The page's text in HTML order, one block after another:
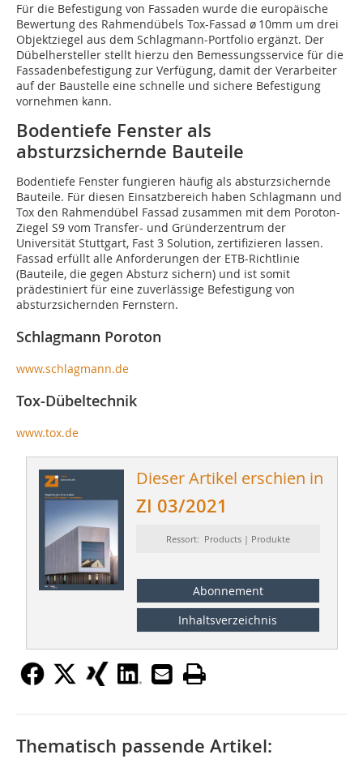
Für die Befestigung von Fassaden wurde die europäische
Bewertung des Rahmendübels Tox-Fassad ø 10mm um drei
Objektziegel aus dem Schlagmann-Portfolio ergänzt. Der
Dübelhersteller stellt hierzu den Bemessungsservice für die
Fassadenbefestigung zur Verfügung, damit der Verarbeiter
auf der Baustelle eine schnelle und sichere Befestigung
vornehmen kann.
Bodentiefe Fenster als
absturzsichernde Bauteile
Bodentiefe Fenster fungieren häufig als absturzsichernde
Bauteile. Für diesen Einsatzbereich haben Schlagmann und
Tox den Rahmendübel Fassad zusammen mit dem Poroton-
Ziegel S9 vom Transfer- und Gründerzentrum der
Universität Stuttgart, Fast 3 Solution, zertifizieren lassen.
Fassad erfüllt alle Anforderungen der ETB-Richtlinie
(Bauteile, die gegen Absturz sichern) und ist somit
prädestiniert für eine zuverlässige Befestigung von
absturzsichernden Fernstern.
Schlagmann Poroton
www.schlagmann.de
Tox-Dübeltechnik
www.tox.de
Dieser Artikel erschien in
ZI 03/2021
Ressort: Products | Produkte
Abonnement
Inhaltsverzeichnis
Thematisch passende Artikel: